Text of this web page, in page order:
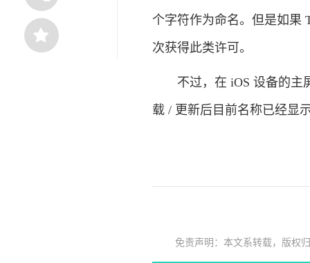
个字符作为命名。但是如果
次获得此类许可。
不过，在 iOS 设备的主屏
载 / 更新后目前名称已经显
免责声明：本文系转载，版权